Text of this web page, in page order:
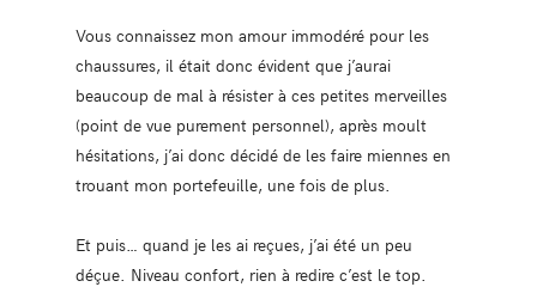
Vous connaissez mon amour immodéré pour les
chaussures, il était donc évident que j’aurai
beaucoup de mal à résister à ces petites merveilles
(point de vue purement personnel), après moult
hésitations, j’ai donc décidé de les faire miennes en
trouant mon portefeuille, une fois de plus.
Et puis… quand je les ai reçues, j’ai été un peu
déçue. Niveau confort, rien à redire c’est le top.